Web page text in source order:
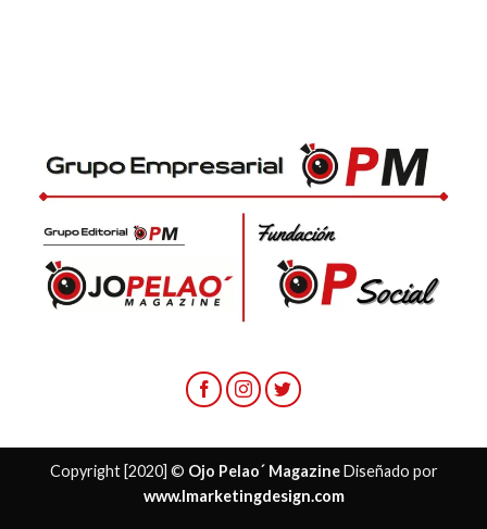
Copyright [2020] © Ojo Pelao´ MagazineDiseñado por
www.lmarketingdesign.com